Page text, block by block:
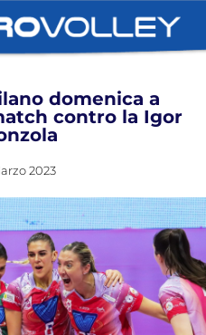
domenica a
contro la Igor
2023